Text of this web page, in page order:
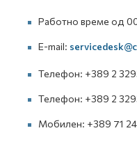
Работно време од
E-mail:
Телефон: +389 2
Телефон: +389 2
Мобилен: +389 71